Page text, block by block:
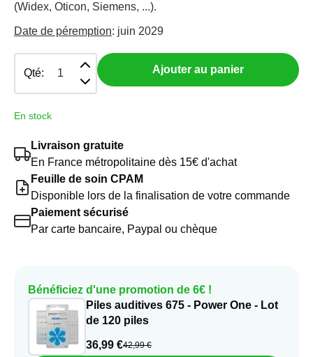
(Widex, Oticon, Siemens, ...).
Date de péremption: juin 2029
Qté: Ajouter au panier
En stock
Livraison gratuite
En France métropolitaine dès 15€ d'achat
Feuille de soin CPAM
Disponible lors de la finalisation de votre commande
Paiement sécurisé
Par carte bancaire, Paypal ou chèque
Bénéficiez d'une promotion de 6€ !
Piles auditives 675 - Power One - Lot
de 120 piles
36,99 €42,99 €